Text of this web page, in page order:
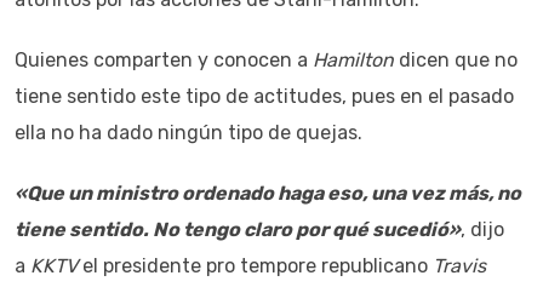
Quienes comparten y conocen a Hamilton dicen que no
tiene sentido este tipo de actitudes, pues en el pasado
ella no ha dado ningún tipo de quejas.
«Que un ministro ordenado haga eso, una vez más, no
tiene sentido. No tengo claro por qué sucedió», dijo
a KKTVel presidente pro tempore republicano Travis